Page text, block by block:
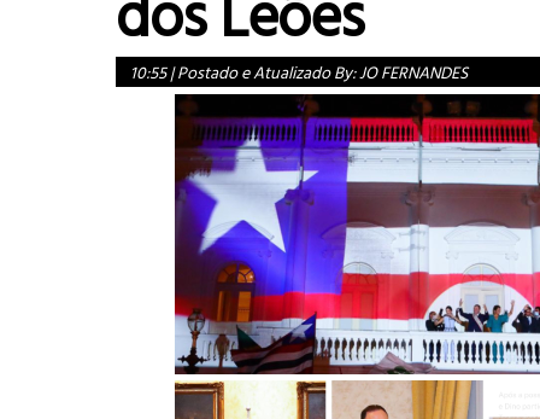
10:55|Postado e Atualizado By:JO FERNANDES